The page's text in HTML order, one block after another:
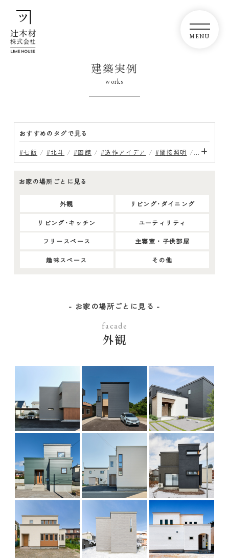
建築実例
works
おすすめのタグで見る
#七飯 #北斗 #函館 #造作アイデア #間接照明 #ホテル
お家の場所ごとに見る
外観 リビング･ダイニング
リビング･キッチン ユーティリティ
フリースペース 主寝室・子供部屋
趣味スペース その他
- お家の場所ごとに見る -
facade
外観